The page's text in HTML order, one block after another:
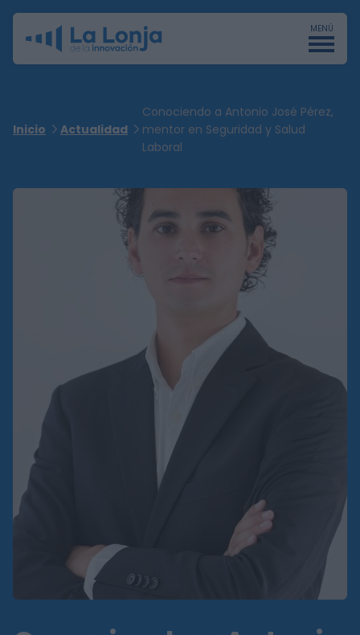
MENÚ
Inicio Actualidad
Conociendo a Antonio José Pérez,
mentor en Seguridad y Salud
Laboral